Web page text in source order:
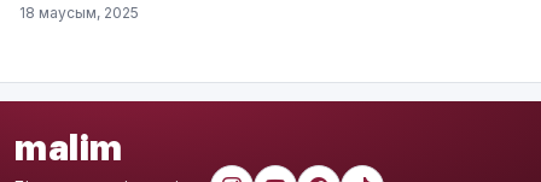
18 маусым, 2025
malim